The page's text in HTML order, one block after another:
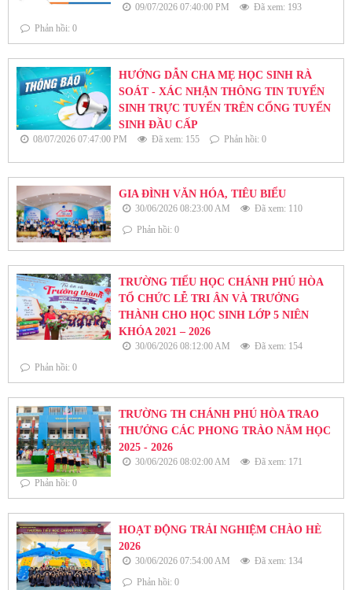
09/07/2026 07:40:00 PM
Đã xem: 193
Phản hồi: 0
HƯỚNG DẪN CHA MẸ HỌC SINH RÀ
SOÁT - XÁC NHẬN THÔNG TIN TUYỂN
SINH TRỰC TUYẾN TRÊN CỔNG TUYỂN
SINH ĐẦU CẤP
08/07/2026 07:47:00 PM Đã xem: 155 Phản hồi: 0
GIA ĐÌNH VĂN HÓA, TIÊU BIỂU
30/06/2026 08:23:00 AM
Đã xem: 110
Phản hồi: 0
TRƯỜNG TIỂU HỌC CHÁNH PHÚ HÒA
TỔ CHỨC LỄ TRI ÂN VÀ TRƯỞNG
THÀNH CHO HỌC SINH LỚP 5 NIÊN
KHÓA 2021 – 2026
30/06/2026 08:12:00 AM
Đã xem: 154
Phản hồi: 0
TRƯỜNG TH CHÁNH PHÚ HÒA TRAO
THƯỞNG CÁC PHONG TRÀO NĂM HỌC
2025 - 2026
30/06/2026 08:02:00 AM
Đã xem: 171
Phản hồi: 0
HOẠT ĐỘNG TRẢI NGHIỆM CHÀO HÈ
2026
30/06/2026 07:54:00 AM
Đã xem: 134
Phản hồi: 0